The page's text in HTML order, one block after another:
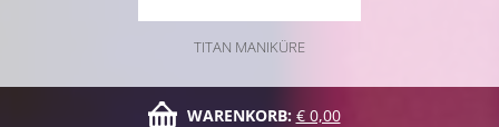
TITAN MANIKÜRE
WARENKORB: € 0,00